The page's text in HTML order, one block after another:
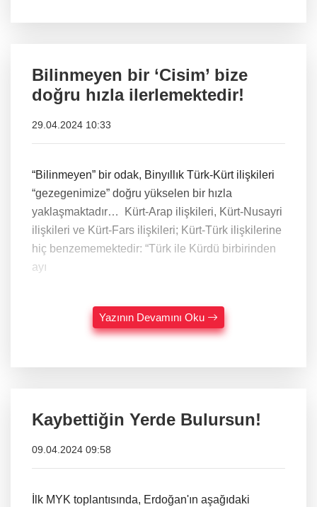
Bilinmeyen bir ‘Cisim’ bize
doğru hızla ilerlemektedir!
29.04.2024 10:33
“Bilinmeyen” bir odak, Binyıllık Türk-Kürt ilişkileri
“gezegenimize” doğru yükselen bir hızla
yaklaşmaktadır… Kürt-Arap ilişkileri, Kürt-Nusayri
ilişkileri ve Kürt-Fars ilişkileri; Kürt-Türk ilişkilerine
hiç benzememektedir: “Türk ile Kürdü birbirinden
ayı
Yazının Devamını Oku
Kaybettiğin Yerde Bulursun!
09.04.2024 09:58
İlk MYK toplantısında, Erdoğan'ın aşağıdaki